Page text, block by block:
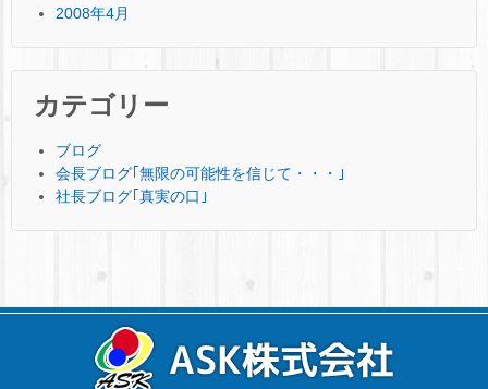
2008年4月
カテゴリー
ブログ
会長ブログ｢無限の可能性を信じて・・・｣
社長ブログ｢真実の口｣